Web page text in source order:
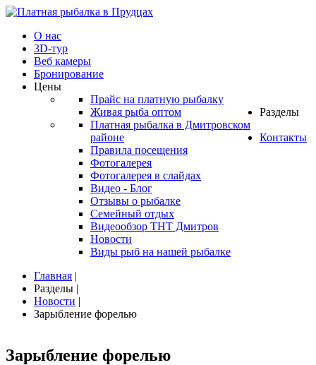
О нас
3D-тур
Веб камеры
Бронирование
Цены
Прайс на платную рыбалку
Живая рыба оптом
Разделы
Платная рыбалка в Дмитровском
районе
Правила посещения
Фотогалерея
Фотогалерея в слайдах
Видео - Блог
Отзывы о рыбалке
Семейный отдых
Видеообзор ТНТ Дмитров
Новости
Виды рыб на нашей рыбалке
Контакты
Главная |
Разделы |
Новости |
Зарыбление форелью
Зарыбление форелью